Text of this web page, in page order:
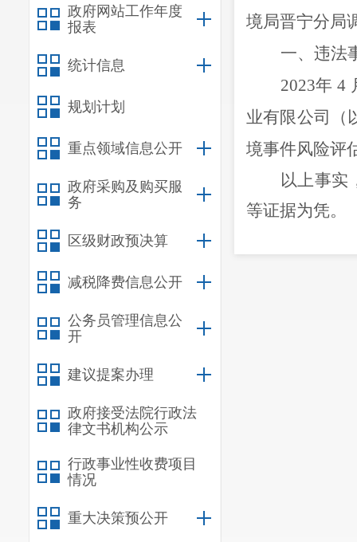
政府网站工作年度
报表
统计信息
规划计划
重点领域信息公开
政府采购及购买服
务
区级财政预决算
减税降费信息公开
公务员管理信息公
开
建议提案办理
政府接受法院行政法
律文书机构公示
行政事业性收费项目
情况
重大决策预公开
境局晋宁分局
一、违法
2023年 4
业有限公司
境事件风险评
以上事实
等证据为凭。